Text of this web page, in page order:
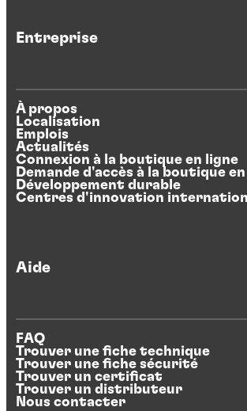
Entreprise
À propos
Localisation
Emplois
Actualités
Connexion à la boutique en ligne
Demande d'accès à la boutique
Développement durable
Centres d'innovation
Aide
FAQ
Trouver une fiche technique
Trouver une fiche sécurité
Trouver un certificat
Trouver un distributeur
Nous contacter